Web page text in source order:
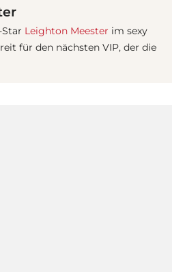
Star Leighton Meester im sexy
für den nächsten VIP, der die